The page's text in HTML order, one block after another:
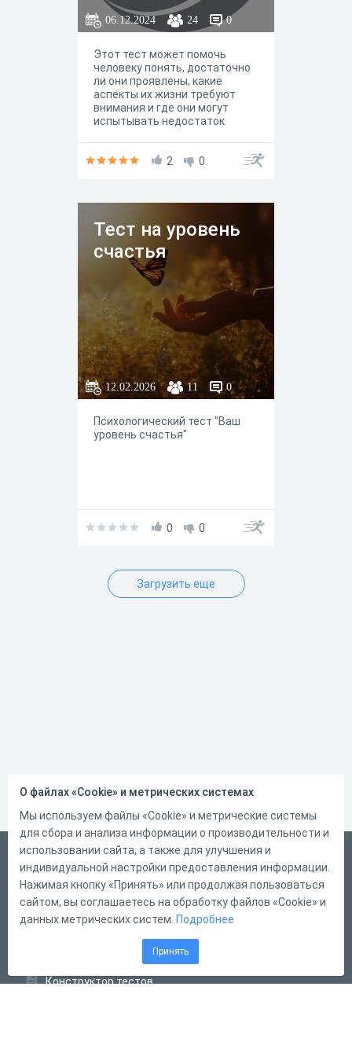
наслаждаться ею каждый
день.
06.12.2024 24 0
Этот тест может помочь
человеку понять, достаточно
ли они проявлены, какие
аспекты их жизни требуют
внимания и где они могут
испытывать недостаток
2
0
Тест на уровень
счастья
12.02.2026 11 0
Психологический тест "Ваш
уровень счастья"
0 0
Загрузить еще
Русский
Справка
Форма обратной связи
Конструктор тестов
О файлах «Cookie» и метрических системах
Мы используем файлы «Cookie» и метрические системы
для сбора и анализа информации о производительности и
использовании сайта, а также для улучшения и
индивидуальной настройки предоставления информации.
Нажимая кнопку «Принять» или продолжая пользоваться
сайтом, вы соглашаетесь на обработку файлов «Cookie» и
данных метрических систем. Подробнее
Принять